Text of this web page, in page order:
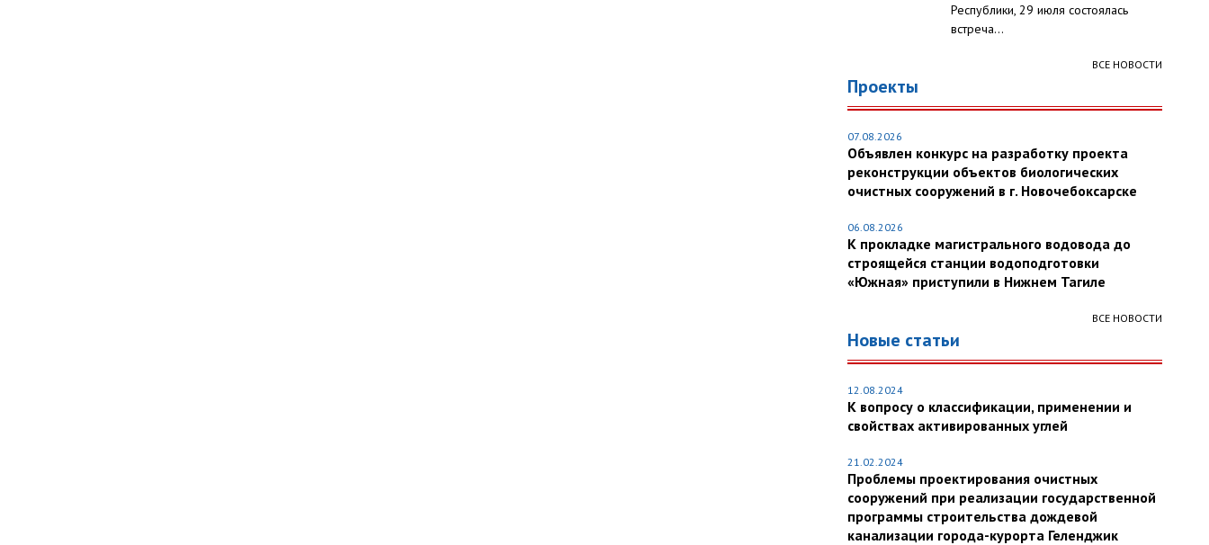
Республики, 29 июля состоялась
встреча...
ВСЕ НОВОСТИ
Проекты
07.08.2026
Объявлен конкурс на разработку проекта
реконструкции объектов биологических
очистных сооружений в г. Новочебоксарске
06.08.2026
К прокладке магистрального водовода до
строящейся станции водоподготовки
«Южная» приступили в Нижнем Тагиле
ВСЕ НОВОСТИ
Новые статьи
12.08.2024
К вопросу о классификации, применении и
свойствах активированных углей
21.02.2024
Проблемы проектирования очистных
сооружений при реализации государственной
программы строительства дождевой
канализации города-курорта Геленджик